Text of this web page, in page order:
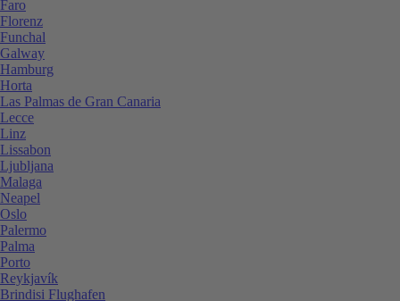
Faro
Florenz
Funchal
Galway
Hamburg
Horta
Las Palmas de Gran Canaria
Lecce
Linz
Lissabon
Ljubljana
Malaga
Neapel
Oslo
Palermo
Palma
Porto
Reykjavík
Brindisi Flughafen